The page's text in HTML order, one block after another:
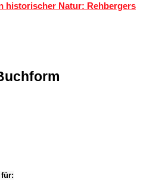
historischer Natur: Rehbergers